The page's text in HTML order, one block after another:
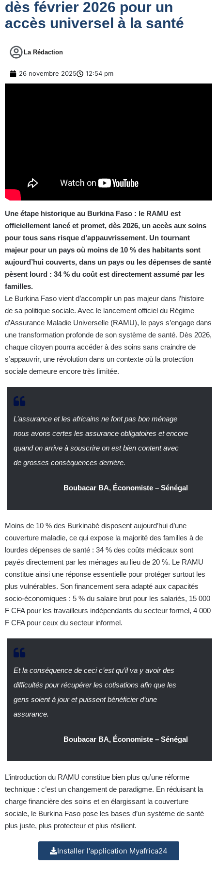
dès février 2026 pour un
accès universel à la santé
La Rédaction
26 novembre 2025 12:54 pm
Une étape historique au Burkina Faso : le RAMU est
officiellement lancé et promet, dès 2026, un accès aux soins
pour tous sans risque d’appauvrissement. Un tournant
majeur pour un pays où moins de 10 % des habitants sont
aujourd’hui couverts, dans un pays ou les dépenses de santé
pèsent lourd : 34 % du coût est directement assumé par les
familles.
Le Burkina Faso vient d’accomplir un pas majeur dans l’histoire
de sa politique sociale. Avec le lancement officiel du Régime
d’Assurance Maladie Universelle (RAMU), le pays s’engage dans
une transformation profonde de son système de santé. Dès 2026,
chaque citoyen pourra accéder à des soins sans craindre de
s’appauvrir, une révolution dans un contexte où la protection
sociale demeure encore très limitée.
L’assurance et les africains ne font pas bon ménage
nous avons certes les assurance obligatoires et encore
quand on arrive à souscrire on est bien content avec
de grosses conséquences derrière.
Boubacar BA, Économiste – Sénégal
Moins de 10 % des Burkinabè disposent aujourd’hui d’une
couverture maladie, ce qui expose la majorité des familles à de
lourdes dépenses de santé : 34 % des coûts médicaux sont
payés directement par les ménages au lieu de 20 %. Le RAMU
constitue ainsi une réponse essentielle pour protéger surtout les
plus vulnérables. Son financement sera adapté aux capacités
socio-économiques : 5 % du salaire brut pour les salariés, 15 000
F CFA pour les travailleurs indépendants du secteur formel, 4 000
F CFA pour ceux du secteur informel.
Et la conséquence de ceci c’est qu’il va y avoir des
difficultés pour récupérer les cotisations afin que les
gens soient à jour et puissent bénéficier d’une
assurance.
Boubacar BA, Économiste – Sénégal
L’introduction du RAMU constitue bien plus qu’une réforme
technique : c’est un changement de paradigme. En réduisant la
charge financière des soins et en élargissant la couverture
sociale, le Burkina Faso pose les bases d’un système de santé
plus juste, plus protecteur et plus résilient.
Installer l'application Myafrica24